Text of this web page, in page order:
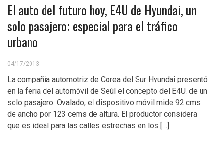
El auto del futuro hoy, E4U de Hyundai, un
solo pasajero; especial para el tráfico
urbano
04/17/2013
La compañía automotriz de Corea del Sur Hyundai presentó
en la feria del automóvil de Seúl el concepto del E4U, de un
solo pasajero. Ovalado, el dispositivo móvil mide 92 cms
de ancho por 123 cems de altura. El productor considera
que es ideal para las calles estrechas en los […]